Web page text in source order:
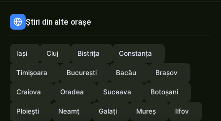
Știri din alte orașe
Iași Cluj Bistrița Constanța
Timișoara București Bacău Brașov
Craiova Oradea Suceava Botoșani
Ploiești Neamț Galați Mureș Ilfov